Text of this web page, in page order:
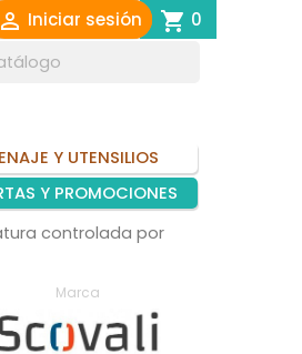
 Iniciar sesión shopping_cart 0
Y UTENSILIOS
Y PROMOCIONES
controlada por
Marca